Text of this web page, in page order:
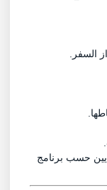
السفر.
حسب برنامج